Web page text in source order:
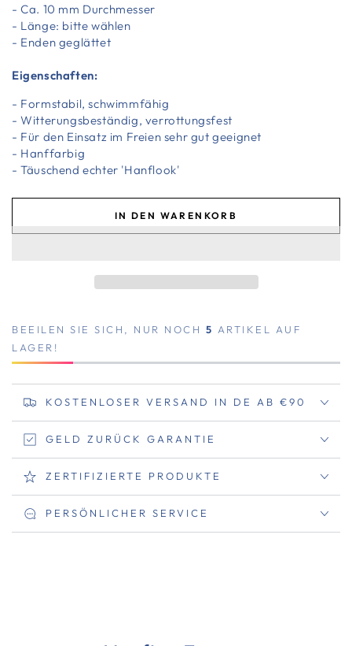
- Ca. 10 mm Durchmesser
- Länge: bitte wählen
- Enden geglättet
Eigenschaften:
- Formstabil, schwimmfähig
- Witterungsbeständig, verrottungsfest
- Für den Einsatz im Freien sehr gut geeignet
- Hanffarbig
- Täuschend echter 'Hanflook'
IN DEN WARENKORB
BEEILEN SIE SICH, NUR NOCH 5 ARTIKEL AUF
LAGER!
KOSTENLOSER VERSAND IN DE AB €90
GELD ZURÜCK GARANTIE
ZERTIFIZIERTE PRODUKTE
PERSÖNLICHER SERVICE